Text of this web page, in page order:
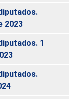
2023
1